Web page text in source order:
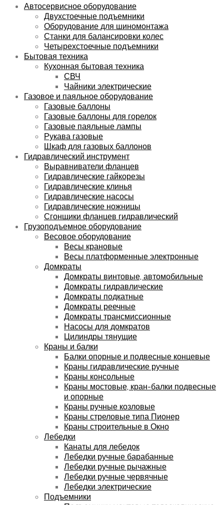
Автосервисное оборудование
Двухстоечные подъемники
Оборудование для шиномонтажа
Станки для балансировки колес
Четырехстоечные подъемники
Бытовая техника
Кухонная бытовая техника
СВЧ
Чайники электрические
Газовое и паяльное оборудование
Газовые баллоны
Газовые баллоны для горелок
Газовые паяльные лампы
Рукава газовые
Шкаф для газовых баллонов
Гидравлический инструмент
Выравниватели фланцев
Гидравлические гайкорезы
Гидравлические клинья
Гидравлические насосы
Гидравлические ножницы
Сгонщики фланцев гидравлический
Грузоподъемное оборудование
Весовое оборудование
Весы крановые
Весы платформенные электронные
Домкраты
Домкраты винтовые, автомобильные
Домкраты гидравлические
Домкраты подкатные
Домкраты реечные
Домкраты трансмиссионные
Насосы для домкратов
Цилиндры тянущие
Краны и балки
Балки опорные и подвесные концевые
Краны гидравлические ручные
Краны консольные
Краны мостовые, кран-балки подвесные
и опорные
Краны ручные козловые
Краны стреловые типа Пионер
Краны строительные в Окно
Лебедки
Канаты для лебедок
Лебедки ручные барабанные
Лебедки ручные рычажные
Лебедки ручные червячные
Лебедки электрические
Подъемники